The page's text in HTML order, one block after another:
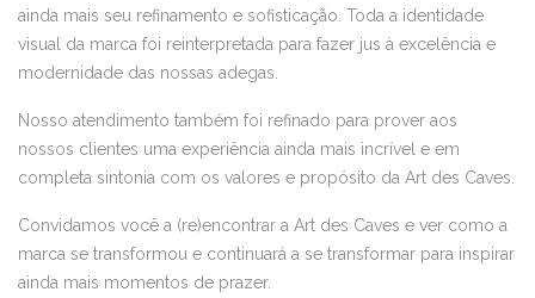
ainda mais seu refinamento e sofisticação. Toda a identidade
visual da marca foi reinterpretada para fazer jus à excelência e
modernidade das nossas adegas.
Nosso atendimento também foi refinado para prover aos
nossos clientes uma experiência ainda mais incrível e em
completa sintonia com os valores e propósito da Art des Caves.
Convidamos você a (re)encontrar a Art des Caves e ver como a
marca se transformou e continuará a se transformar para inspirar
ainda mais momentos de prazer.